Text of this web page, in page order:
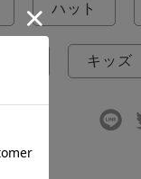
ハット
キッズ